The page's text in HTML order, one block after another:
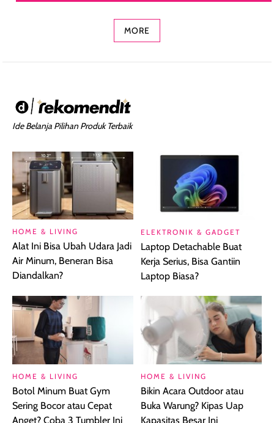
MORE
Ide Belanja Pilihan Produk Terbaik
HOME & LIVING
Alat Ini Bisa Ubah Udara Jadi
Air Minum, Beneran Bisa
Diandalkan?
ELEKTRONIK & GADGET
Laptop Detachable Buat
Kerja Serius, Bisa Gantiin
Laptop Biasa?
HOME & LIVING
Botol Minum Buat Gym
Sering Bocor atau Cepat
Anget? Coba 3 Tumbler Ini
HOME & LIVING
Bikin Acara Outdoor atau
Buka Warung? Kipas Uap
Kapasitas Besar Ini